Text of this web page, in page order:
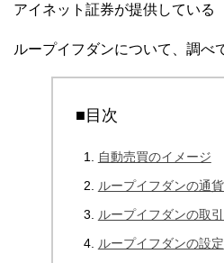
アイネット証券が提供している
ループイフダンについて、調べ
■目次
自動売買のイメージ
ループイフダンの通
ループイフダンの取
ループイフダンの設定